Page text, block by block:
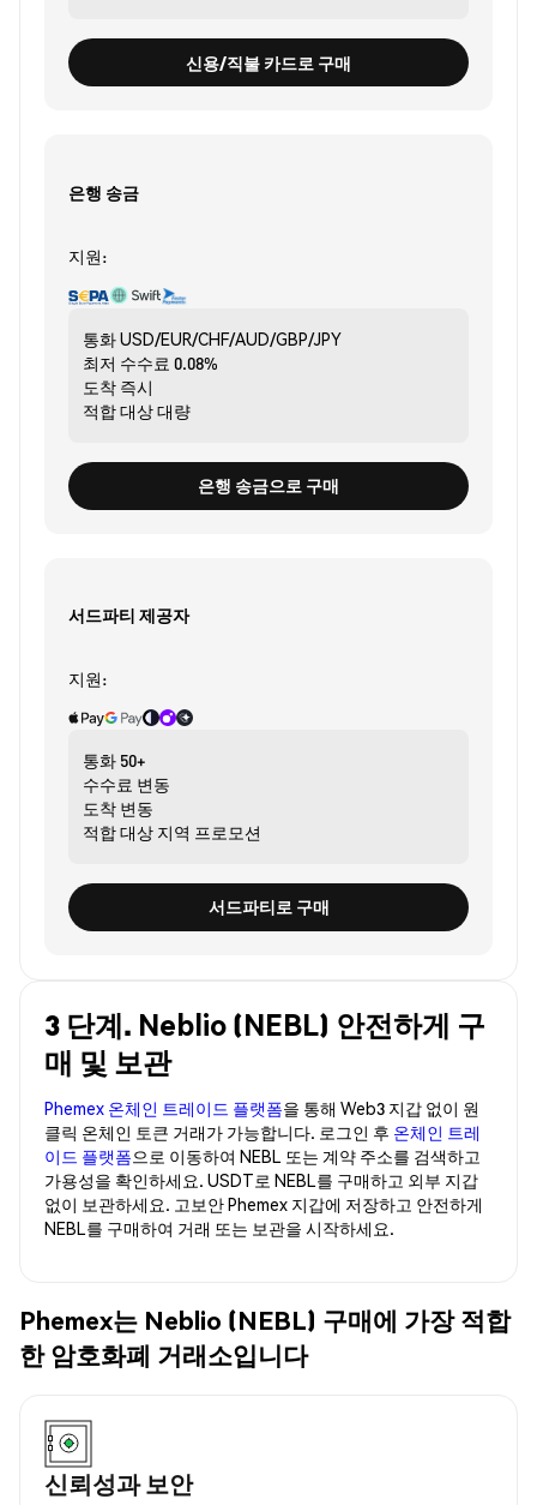
신용/직불 카드로 구매
은행 송금
지원:
통화USD/EUR/CHF/AUD/GBP/JPY
최저 수수료 0.08%
도착 즉시
적합 대상대량
은행 송금으로 구매
서드파티 제공자
지원:
통화 50+
수수료 변동
도착 변동
적합 대상 지역 프로모션
서드파티로 구매
3 단계. Neblio (NEBL) 안전하게 구
매 및 보관
Phemex 온체인 트레이드 플랫폼을 통해 Web3 지갑 없이 원
클릭 온체인 토큰 거래가 가능합니다. 로그인 후 온체인 트레
이드 플랫폼으로 이동하여 NEBL 또는 계약 주소를 검색하고
가용성을 확인하세요. USDT로 NEBL를 구매하고 외부 지갑
없이 보관하세요. 고보안 Phemex 지갑에 저장하고 안전하게
NEBL를 구매하여 거래 또는 보관을 시작하세요.
Phemex는 Neblio (NEBL) 구매에 가장 적합
한 암호화폐 거래소입니다
신뢰성과 보안